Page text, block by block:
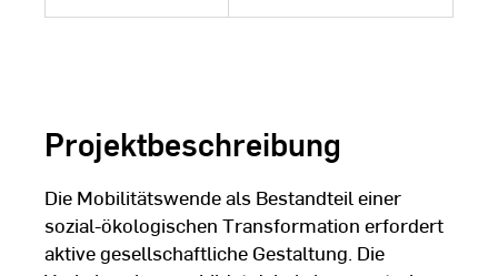
Projektbeschreibung
Die Mobilitätswende als Bestandteil einer
sozial-ökologischen Transformation erfordert
aktive gesellschaftliche Gestaltung. Die